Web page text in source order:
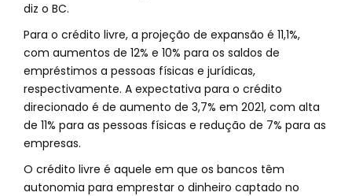
diz o BC.
Para o crédito livre, a projeção de expansão é 11,1%,
com aumentos de 12% e 10% para os saldos de
empréstimos a pessoas físicas e jurídicas,
respectivamente. A expectativa para o crédito
direcionado é de aumento de 3,7% em 2021, com alta
de 11% para as pessoas físicas e redução de 7% para as
empresas.
O crédito livre é aquele em que os bancos têm
autonomia para emprestar o dinheiro captado no